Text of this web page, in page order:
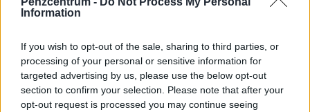
Information
If you wish to opt-out of the sale, sharing to third parties, or
processing of your personal or sensitive information for
targeted advertising by us, please use the below opt-out
section to confirm your selection. Please note that after your
opt-out request is processed you may continue seeing